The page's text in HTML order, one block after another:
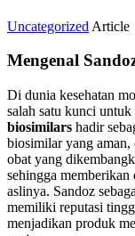
Uncategorized Article
Mengenal
Di dunia kesehatan
salah satu kunci
biosimilars hadir
biosimilar yang
obat yang
sehingga
aslinya. Sandoz
memiliki reputasi
menjadikan produk